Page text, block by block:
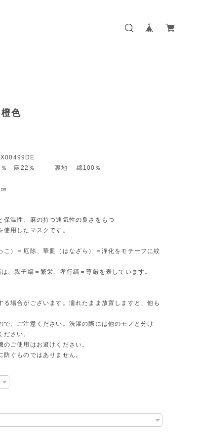
色
78％ 麻22％ 裏地 綿100％
保温性、麻の持つ通気性の良さをもつ
用したマスクです。
こ）＝厄除、華皿（はなざら）＝浄化をモチーフに紋
、親子縞＝繁栄、孝行縞＝尊厳を表しています。
る場合がございます。濡れたまま放置しますと、他も
で、ご注意ください。洗濯の際には他のモノと分け
さい。
のご使用はお避けください。
ぐものではありません。